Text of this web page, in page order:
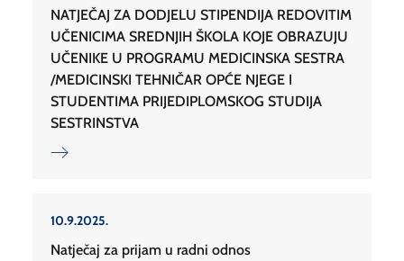
NATJEČAJ ZA DODJELU STIPENDIJA REDOVITIM
UČENICIMA SREDNJIH ŠKOLA KOJE OBRAZUJU
UČENIKE U PROGRAMU MEDICINSKA SESTRA
/MEDICINSKI TEHNIČAR OPĆE NJEGE I
STUDENTIMA PRIJEDIPLOMSKOG STUDIJA
SESTRINSTVA
10.9.2025.
Natječaj za prijam u radni odnos